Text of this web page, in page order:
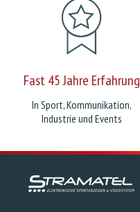
Fast 45 Jahre Erfahrung
In Sport, Kommunikation,
Industrie und Events